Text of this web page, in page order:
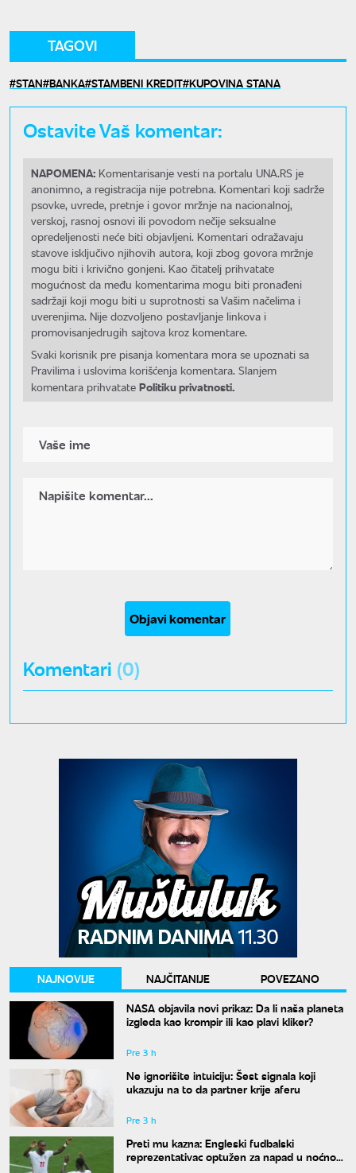
TAGOVI
STAN BANKA STAMBENI KREDIT KUPOVINA STANA
Ostavite Vaš komentar:
NAPOMENA: Komentarisanje vesti na portalu UNA.RS je
anonimno, a registracija nije potrebna. Komentari koji sadrže
psovke, uvrede, pretnje i govor mržnje na nacionalnoj,
verskoj, rasnoj osnovi ili povodom nečije seksualne
opredeljenosti neće biti objavljeni. Komentari odražavaju
stavove isključivo njihovih autora, koji zbog govora mržnje
mogu biti i krivično gonjeni. Kao čitatelj prihvatate
mogućnost da među komentarima mogu biti pronađeni
sadržaji koji mogu biti u suprotnosti sa Vašim načelima i
uverenjima. Nije dozvoljeno postavljanje linkova i
promovisanjedrugih sajtova kroz komentare.
Svaki korisnik pre pisanja komentara mora se upoznati sa
Pravilima i uslovima korišćenja komentara. Slanjem
komentara prihvatate Politiku privatnosti.
Objavi komentar
Komentari (0)
NAJNOVIJE NAJČITANIJE
POVEZANO
NASA objavila novi prikaz: Da li naša planeta
izgleda kao krompir ili kao plavi kliker?
Pre 3 h
Ne ignorišite intuiciju: Šest signala koji
ukazuju na to da partner krije aferu
Pre 3 h
Preti mu kazna: Engleski fudbalski
reprezentativac optužen za napad u noćnom